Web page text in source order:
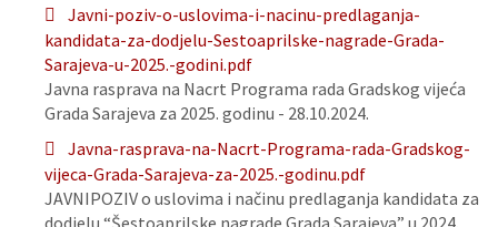
Javni-poziv-o-uslovima-i-nacinu-predlaganja-
kandidata-za-dodjelu-Sestoaprilske-nagrade-Grada-
Sarajeva-u-2025.-godini.pdf
Javna rasprava na Nacrt Programa rada Gradskog vijeća
Grada Sarajeva za 2025. godinu - 28.10.2024.
Javna-rasprava-na-Nacrt-Programa-rada-Gradskog-
vijeca-Grada-Sarajeva-za-2025.-godinu.pdf
JAVNIPOZIV o uslovima i načinu predlaganja kandidata za